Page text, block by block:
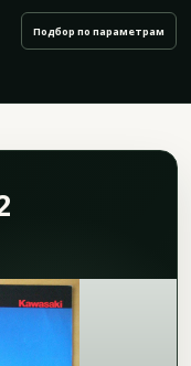
Подбор по параметрам